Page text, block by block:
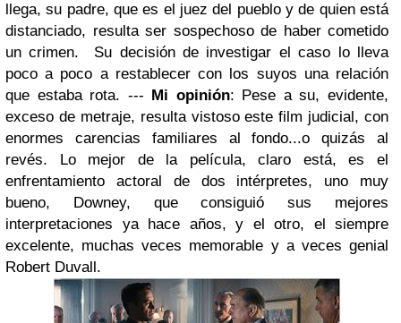
llega, su padre, que es el juez del pueblo y de quien está
distanciado, resulta ser sospechoso de haber cometido
un crimen. Su decisión de investigar el caso lo lleva
poco a poco a restablecer con los suyos una relación
que estaba rota. --- Mi opinión: Pese a su, evidente,
exceso de metraje, resulta vistoso este film judicial, con
enormes carencias familiares al fondo...o quizás al
revés.
Lo mejor de la película, claro está, es el
enfrentamiento actoral de dos intérpretes, uno muy
bueno, Downey, que consiguió sus mejores
interpretaciones ya hace años, y el otro, el siempre
excelente, muchas veces memorable y a veces genial
Robert Duvall.